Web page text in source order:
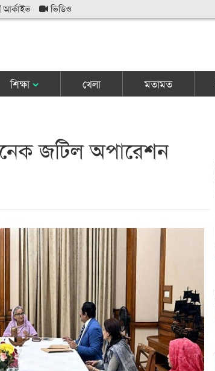
আর্কাইভ ভিডিও
শিক্ষা খেলা মতামত
জটিল অপারেশন